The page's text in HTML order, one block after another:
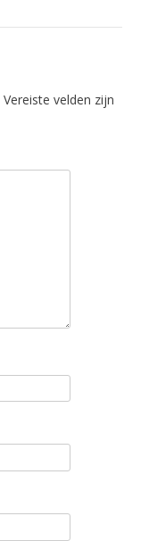
Vereiste velden zijn